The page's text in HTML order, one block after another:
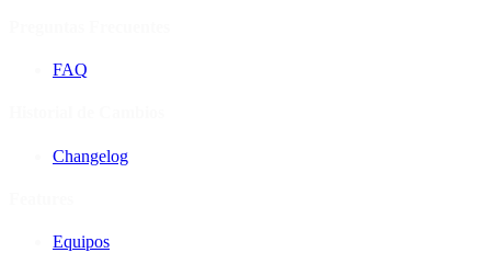
FAQ
Changelog
Equipos